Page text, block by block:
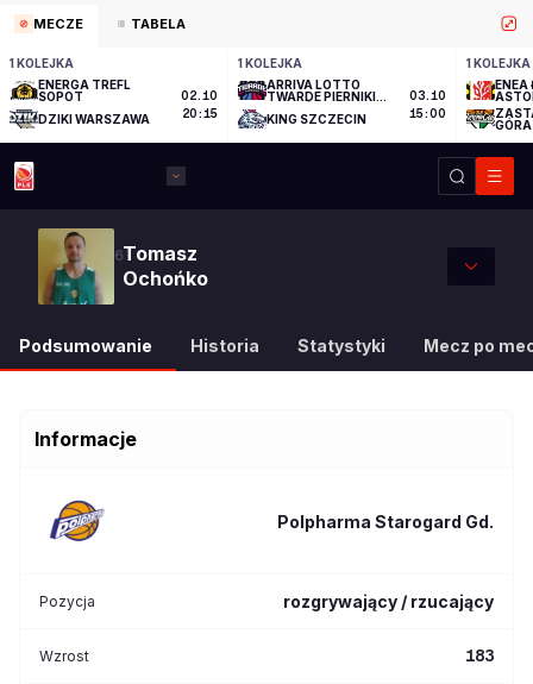
MECZE TABELA
1 KOLEJKA
ENERGA TREFL
SOPOT
DZIKI WARSZAWA
02.10
20:15
1 KOLEJKA
ARRIVA LOTTO
TWARDE PIERNIKI
KING SZCZECIN
03.10
15:00
1 KOLEJKA
ENEA
GÓRA
6Tomasz
Ochońko
Podsumowanie Historia Statystyki Mecz po
Informacje
Polpharma Starogard Gd.
Pozycja rozgrywający / rzucający
Wzrost 183